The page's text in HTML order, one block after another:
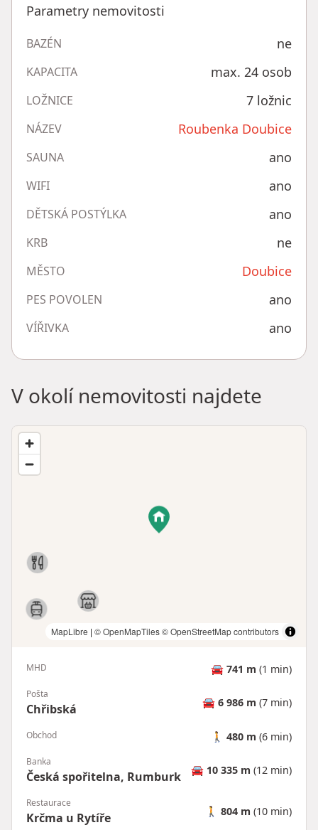
Parametry nemovitosti
BAZÉN ne
KAPACITA max. 24 osob
LOŽNICE 7 ložnic
NÁZEV Roubenka Doubice
SAUNA ano
WIFI ano
DĚTSKÁ POSTÝLKA ano
KRB ne
MĚSTO Doubice
PES POVOLEN ano
VÍŘIVKA ano
V okolí nemovitosti najdete
MapLibre | © OpenMapTiles© OpenStreetMap contributors
MHD 🚘 741 m (1 min)
Pošta
Chřibská 🚘 6 986 m (7 min)
Obchod 🚶 480 m (6 min)
Banka
Česká spořitelna, Rumburk 🚘 10 335 m (12 min)
Restaurace
Krčma u Rytíře 🚶 804 m (10 min)